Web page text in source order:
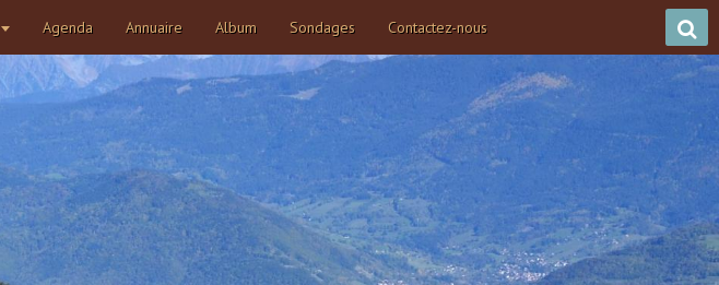
Agenda Annuaire Album Sondages Contactez-nous